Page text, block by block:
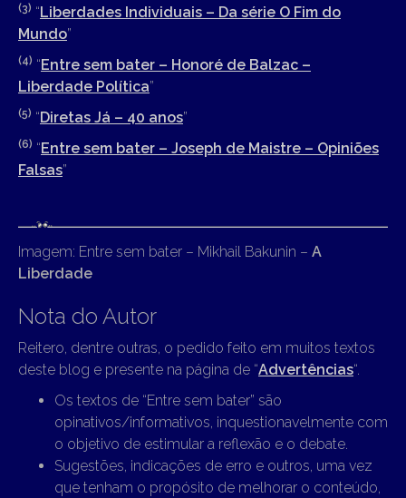
(3) “Liberdades Individuais – Da série O Fim do
Mundo”
(4) “Entre sem bater – Honoré de Balzac –
Liberdade Política”
(5) “Diretas Já – 40 anos”
(6) “Entre sem bater – Joseph de Maistre – Opiniões
Falsas”
Imagem: Entre sem bater – Mikhail Bakunin – A
Liberdade
Nota do Autor
Reitero, dentre outras, o pedido feito em muitos textos
deste blog e presente na página de “Advertências“.
Os textos de “Entre sem bater” são
opinativos/informativos, inquestionavelmente com
o objetivo de estimular a reflexão e o debate.
Sugestões, indicações de erro e outros, uma vez
que tenham o propósito de melhorar o conteúdo,